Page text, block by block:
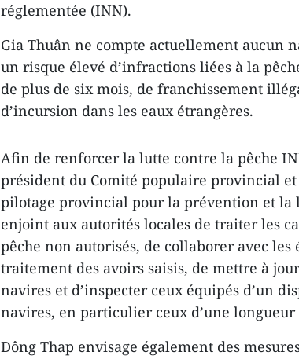
réglementée (INN).
Gia Thuân ne compte actuellement aucun
un risque élevé d’infractions liées à la
de plus de six mois, de franchissement
d’incursion dans les eaux étrangères.
Afin de renforcer la lutte contre la pêche
président du Comité populaire provincial et
pilotage provincial pour la prévention et la
enjoint aux autorités locales de traiter les
pêche non autorisés, de collaborer avec
traitement des avoirs saisis, de mettre à
navires et d’inspecter ceux équipés d’un
navires, en particulier ceux d’une longueur
Dông Thap envisage également des